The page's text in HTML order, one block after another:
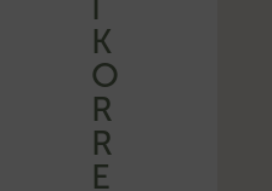
K
O
R
R
E